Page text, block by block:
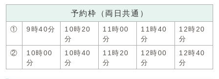
予約枠（両日共通）
① 9時40分
10時20
分
11時00
分
11時40
分
12時20
分
②
10時00
分
10時40
分
11時20
分
12時00
分
12時40
分